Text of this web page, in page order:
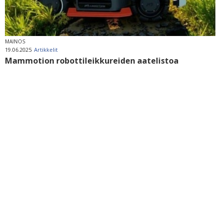
MAINOS
19.06.2025 Artikkelit
Mammotion robottileikkureiden aatelistoa